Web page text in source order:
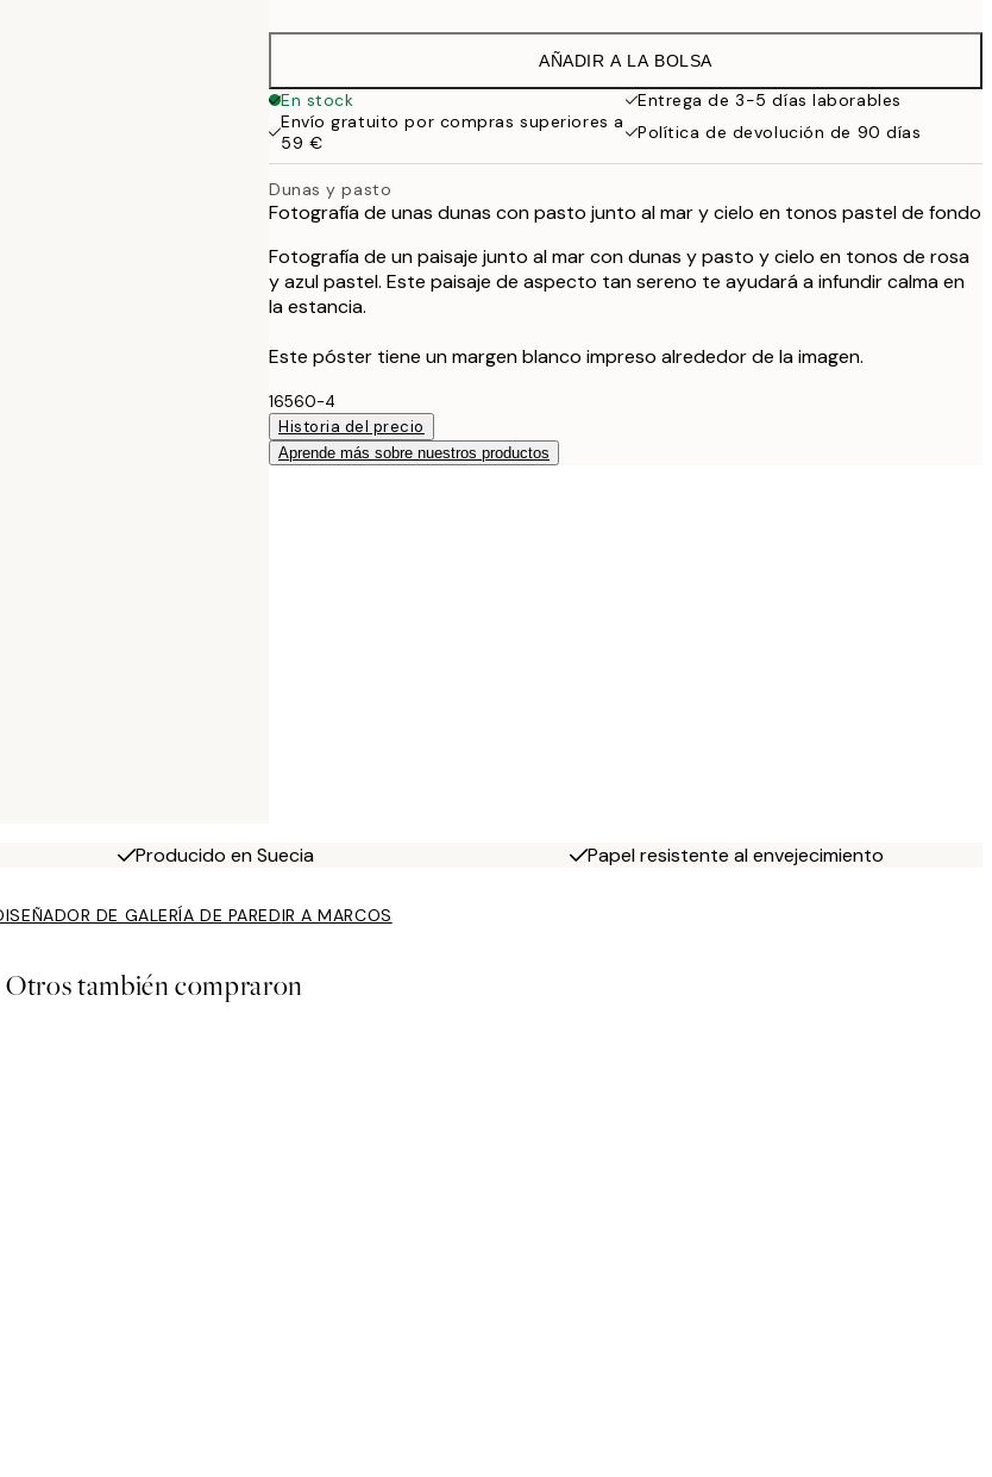
19,95 €
32,45 €
AÑADIR A LA BOLSA
En stock
Entrega de 3-5 días laborables
Envío gratuito por compras superiores a
59 €
Política de devolución de 90 días
Dunas y pasto
Fotografía de unas dunas con pasto junto al mar y cielo en tonos pastel de fondo
Fotografía de un paisaje junto al mar con dunas y pasto y cielo en tonos de rosa
y azul pastel. Este paisaje de aspecto tan sereno te ayudará a infundir calma en
la estancia.
Este póster tiene un margen blanco impreso alrededor de la imagen.
16560-4
Historia del precio
Aprende más sobre nuestros productos
Producido en Suecia Papel resistente al envejecimiento
DE GALERÍA DE PAREDIR A MARCOS
Otros también compraron